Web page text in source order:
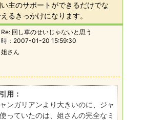
主のサポートができるだけでな
るきっかけになります。
Re: 回し車のせいじゃないと思う
： 2007-01-20 15:59:30
姐さん
用：
ンガリアンより大きいのに、ジャ
っていたのは、姐さんの完全なミ